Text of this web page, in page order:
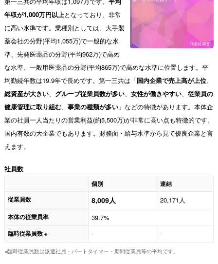
年収が1,000万円以上となっており、非常
に高い水準です。業種別としては、大手製
薬会社の分野(平均1,055万)で一般的な水
準、先発医薬品の分野(平均962万)で高め
な水準、一般用医薬品の分野(平均865万)で高めな水準に位置します。平
均勤続年数は19.9年で長めです。第一三共は「国内企業で売上高が上位、
総資産が大きい、 グループ従業員数が多い、 女性が働きやすい、 従業員の
健康管理に取り組む、 事業の種類が多い 」などの特徴があります。本体企
業の社員一人当たりの営業利益(約5,500万)が非常に高い点も特徴的です。
国内有数の大企業でもあります。財務面・給与水準から見て優良企業と言
えます。
社員数
個別
連結
従業員数
8,009人 20,171人
本体の従業員率 39.7%
臨時従業員数 ※ - -
※臨時従業員数は派遣社員・パートタイマー・期間従業員等の平均です。